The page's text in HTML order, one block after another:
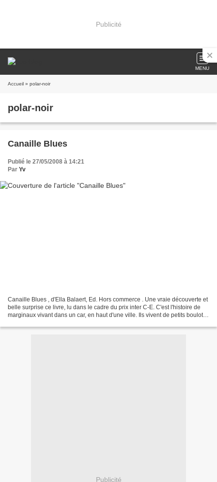
Publicité
MENU
Accueil » polar-noir
polar-noir
Canaille Blues
Publié le 27/05/2008 à 14:21
Par Yv
Canaille Blues , d'Ella Balaert, Ed. Hors commerce . Une vraie découverte et
belle surprise ce livre, lu dans le cadre du prix inter C-E. C'est l'histoire de
marginaux vivant dans un car, en haut d'une ville. Ils vivent de petits boulots,
Publicité